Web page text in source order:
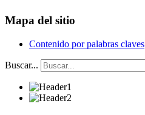
Mapa del sitio
Contenido por palabras claves
Buscar...